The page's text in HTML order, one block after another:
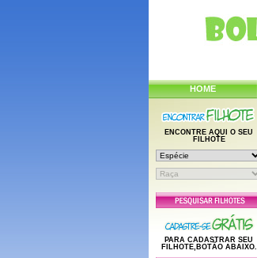
HOME
ENCONTRE AQUI O SEU
FILHOTE
PARA CADASTRAR SEU
FILHOTE,BOTÃO ABAIXO.